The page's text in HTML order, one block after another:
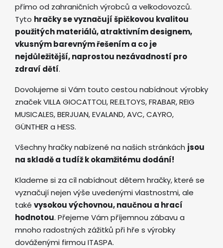
přímo od zahraničních výrobců a velkodovozců.
Tyto hračky se vyznačují špičkovou kvalitou
použitých materiálů, atraktivním designem,
vkusným barevným řešením a co je
nejdůležitější, naprostou nezávadností pro
zdraví dětí.
Dovolujeme si Vám touto cestou nabídnout výrobky
značek VILLA GIOCATTOLI, RE.ELTOYS, FRABAR, REIG
MUSICALES, BERJUAN, EVALAND, AVC, CAYRO,
GÜNTHER a HESS.
Všechny hračky nabízené na našich stránkách jsou
na skladě a tudíž k okamžitému dodání!
Klademe si za cíl nabídnout dětem hračky, které se
vyznačují nejen výše uvedenými vlastnostmi, ale
také vysokou výchovnou, naučnou a hrací
hodnotou. Přejeme Vám příjemnou zábavu a
mnoho radostných zážitků při hře s výrobky
dováženými firmou ITASPA.